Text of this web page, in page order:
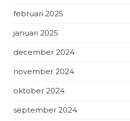
februari 2025
januari 2025
december 2024
november 2024
oktober 2024
september 2024